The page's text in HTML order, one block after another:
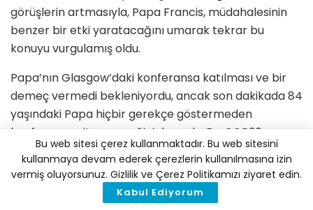
görüşlerin artmasıyla, Papa Francis, müdahalesinin
benzer bir etki yaratacağını umarak tekrar bu
konuyu vurgulamış oldu.
Papa’nın Glasgow’daki konferansa katılması ve bir
demeç vermedi bekleniyordu, ancak son dakikada 84
yaşındaki Papa hiçbir gerekçe göstermeden
konferansa gitmeyeceğini duyurdu. Bu, COP26
organizatörleri için biraz sarsıcı oldu, çünkü Papanın
“Dünyanın iklim değişikliğini kontrol altına almak için
dünyanın en iyi son şansı” olarak adlandırılan zirveye
daha fazla ağırlık vereceği umuluyordu.
Bu web sitesi çerez kullanmaktadır. Bu web sitesini
kullanmaya devam ederek çerezlerin kullanılmasına izin
vermiş oluyorsunuz. Gizlilik ve Çerez Politikamızı ziyaret edin.
Kabul Ediyorum